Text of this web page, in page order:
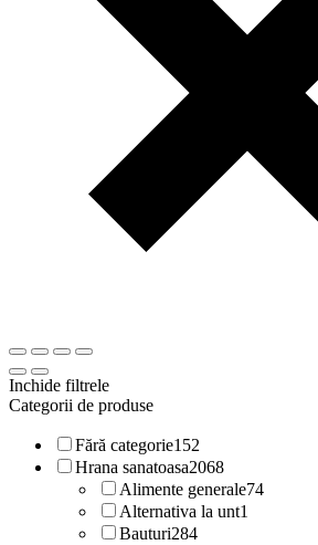
Inchide filtrele
Categorii de produse
Fără categorie152
Hrana sanatoasa2068
Alimente generale74
Alternativa la unt1
Bauturi284